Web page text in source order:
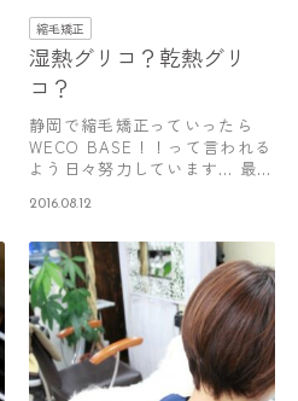
縮毛矯正
湿熱グリコ？乾熱グリ
コ？
静岡で縮毛矯正っていったら
WECO BASE！！って言われる
よう日々努力しています… 最近
2016.08.12